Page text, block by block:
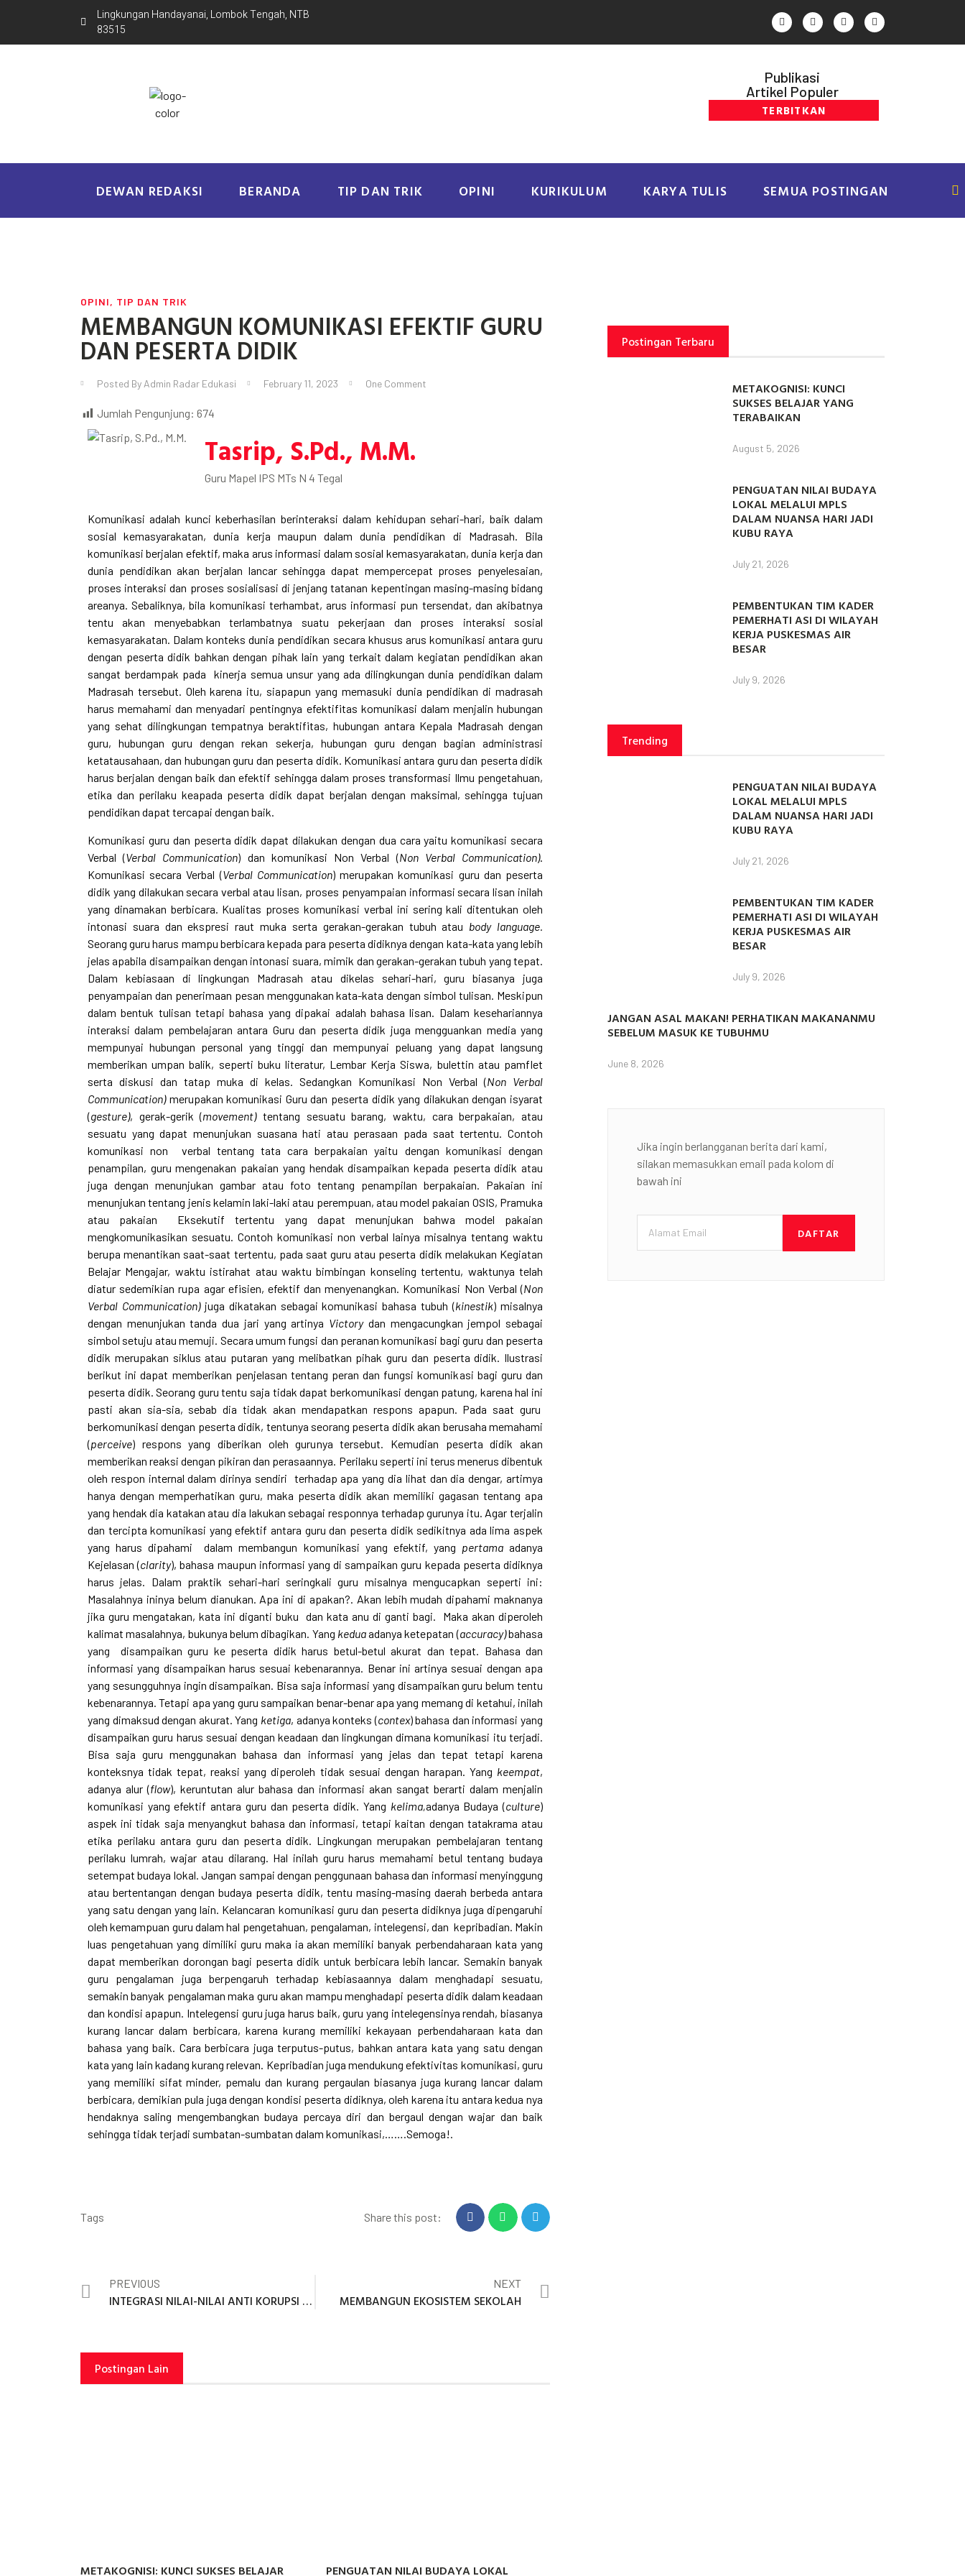
Lingkungan Handayanai, Lombok Tengah, NTB
83515
Publikasi
Artikel Populer
TERBITKAN
DEWAN REDAKSI BERANDA TIP DAN TRIK OPINI KURIKULUM KARYA TULIS SEMUA POSTINGAN
OPINI, TIP DAN TRIK
MEMBANGUN KOMUNIKASI EFEKTIF GURU
DAN PESERTA DIDIK
Posted By Admin Radar Edukasi February 11, 2023 One Comment
Jumlah Pengunjung: 674
Tasrip, S.Pd., M.M.
Guru Mapel IPS MTs N 4 Tegal
Komunikasi adalah kunci keberhasilan berinteraksi dalam kehidupan sehari-hari, baik dalam
sosial kemasyarakatan, dunia kerja maupun dalam dunia pendidikan di Madrasah. Bila
komunikasi berjalan efektif, maka arus informasi dalam sosial kemasyarakatan, dunia kerja dan
dunia pendidikan akan berjalan lancar sehingga dapat mempercepat proses penyelesaian,
proses interaksi dan proses sosialisasi di jenjang tatanan kepentingan masing-masing bidang
areanya. Sebaliknya, bila komunikasi terhambat, arus informasi pun tersendat, dan akibatnya
tentu akan menyebabkan terlambatnya suatu pekerjaan dan proses interaksi sosial
kemasyarakatan. Dalam konteks dunia pendidikan secara khusus arus komunikasi antara guru
dengan peserta didik bahkan dengan pihak lain yang terkait dalam kegiatan pendidikan akan
sangat berdampak pada kinerja semua unsur yang ada dilingkungan dunia pendidikan dalam
Madrasah tersebut. Oleh karena itu, siapapun yang memasuki dunia pendidikan di madrasah
harus memahami dan menyadari pentingnya efektifitas komunikasi dalam menjalin hubungan
yang sehat dilingkungan tempatnya beraktifitas, hubungan antara Kepala Madrasah dengan
guru, hubungan guru dengan rekan sekerja, hubungan guru dengan bagian administrasi
ketatausahaan, dan hubungan guru dan peserta didik. Komunikasi antara guru dan peserta didik
harus berjalan dengan baik dan efektif sehingga dalam proses transformasi Ilmu pengetahuan,
etika dan perilaku keapada peserta didik dapat berjalan dengan maksimal, sehingga tujuan
pendidikan dapat tercapai dengan baik.
Komunikasi guru dan peserta didik dapat dilakukan dengan dua cara yaitu komunikasi secara
Verbal (Verbal Communication) dan komunikasi Non Verbal (Non Verbal Communication).
Komunikasi secara Verbal (Verbal Communication) merupakan komunikasi guru dan peserta
didik yang dilakukan secara verbal atau lisan, proses penyampaian informasi secara lisan inilah
yang dinamakan berbicara. Kualitas proses komunikasi verbal ini sering kali ditentukan oleh
intonasi suara dan ekspresi raut muka serta gerakan-gerakan tubuh atau body language.
Seorang guru harus mampu berbicara kepada para peserta didiknya dengan kata-kata yang lebih
jelas apabila disampaikan dengan intonasi suara, mimik dan gerakan-gerakan tubuh yang tepat.
Dalam kebiasaan di lingkungan Madrasah atau dikelas sehari-hari, guru biasanya juga
penyampaian dan penerimaan pesan menggunakan kata-kata dengan simbol tulisan. Meskipun
dalam bentuk tulisan tetapi bahasa yang dipakai adalah bahasa lisan. Dalam kesehariannya
interaksi dalam pembelajaran antara Guru dan peserta didik juga mengguankan media yang
mempunyai hubungan personal yang tinggi dan mempunyai peluang yang dapat langsung
memberikan umpan balik, seperti buku literatur, Lembar Kerja Siswa, bulettin atau pamflet
serta diskusi dan tatap muka di kelas. Sedangkan Komunikasi Non Verbal (Non Verbal
Communication) merupakan komunikasi Guru dan peserta didik yang dilakukan dengan isyarat
(gesture), gerak-gerik (movement)tentang sesuatu barang, waktu, cara berpakaian, atau
sesuatu yang dapat menunjukan suasana hati atau perasaan pada saat tertentu. Contoh
komunikasi non verbal tentang tata cara berpakaian yaitu dengan komunikasi dengan
penampilan, guru mengenakan pakaian yang hendak disampaikan kepada peserta didik atau
juga dengan menunjukan gambar atau foto tentang penampilan berpakaian. Pakaian ini
menunjukan tentang jenis kelamin laki-laki atau perempuan, atau model pakaian OSIS, Pramuka
atau pakaian Eksekutif tertentu yang dapat menunjukan bahwa model pakaian
mengkomunikasikan sesuatu. Contoh komunikasi non verbal lainya misalnya tentang waktu
berupa menantikan saat-saat tertentu, pada saat guru atau peserta didik melakukan Kegiatan
Belajar Mengajar, waktu istirahat atau waktu bimbingan konseling tertentu, waktunya telah
diatur sedemikian rupa agar efisien, efektif dan menyenangkan. Komunikasi Non Verbal (Non
Verbal Communication) juga dikatakan sebagai komunikasi bahasa tubuh (kinestik) misalnya
dengan menunjukan tanda dua jari yang artinya Victory dan mengacungkan jempol sebagai
simbol setuju atau memuji. Secara umum fungsi dan peranan komunikasi bagi guru dan peserta
didik merupakan siklus atau putaran yang melibatkan pihak guru dan peserta didik. Ilustrasi
berikut ini dapat memberikan penjelasan tentang peran dan fungsi komunikasi bagi guru dan
peserta didik. Seorang guru tentu saja tidak dapat berkomunikasi dengan patung, karena hal ini
pasti akan sia-sia, sebab dia tidak akan mendapatkan respons apapun. Pada saat guru
berkomunikasi dengan peserta didik, tentunya seorang peserta didik akan berusaha memahami
(perceive) respons yang diberikan oleh gurunya tersebut. Kemudian peserta didik akan
memberikan reaksi dengan pikiran dan perasaannya. Perilaku seperti ini terus menerus dibentuk
oleh respon internal dalam dirinya sendiri terhadap apa yang dia lihat dan dia dengar, artimya
hanya dengan memperhatikan guru, maka peserta didik akan memiliki gagasan tentang apa
yang hendak dia katakan atau dia lakukan sebagai responnya terhadap gurunya itu. Agar terjalin
dan tercipta komunikasi yang efektif antara guru dan peserta didik sedikitnya ada lima aspek
yang harus dipahami dalam membangun komunikasi yang efektif, yang pertamaadanya
Kejelasan (clarity), bahasa maupun informasi yang di sampaikan guru kepada peserta didiknya
harus jelas. Dalam praktik sehari-hari seringkali guru misalnya mengucapkan seperti ini:
Masalahnya ininya belum dianukan. Apa ini di apakan?. Akan lebih mudah dipahami maknanya
jika guru mengatakan, kata ini diganti buku dan kata anu di ganti bagi. Maka akan diperoleh
kalimat masalahnya, bukunya belum dibagikan. Yang keduaadanya ketepatan (accuracy)bahasa
yang disampaikan guru ke peserta didik harus betul-betul akurat dan tepat. Bahasa dan
informasi yang disampaikan harus sesuai kebenarannya. Benar ini artinya sesuai dengan apa
yang sesungguhnya ingin disampaikan. Bisa saja informasi yang disampaikan guru belum tentu
kebenarannya. Tetapi apa yang guru sampaikan benar-benar apa yang memang di ketahui, inilah
yang dimaksud dengan akurat. Yang ketiga, adanya konteks (contex) bahasa dan informasi yang
disampaikan guru harus sesuai dengan keadaan dan lingkungan dimana komunikasi itu terjadi.
Bisa saja guru menggunakan bahasa dan informasi yang jelas dan tepat tetapi karena
konteksnya tidak tepat, reaksi yang diperoleh tidak sesuai dengan harapan. Yang keempat,
adanya alur (flow), keruntutan alur bahasa dan informasi akan sangat berarti dalam menjalin
komunikasi yang efektif antara guru dan peserta didik. Yang kelima,adanya Budaya (culture)
aspek ini tidak saja menyangkut bahasa dan informasi, tetapi kaitan dengan tatakrama atau
etika perilaku antara guru dan peserta didik. Lingkungan merupakan pembelajaran tentang
perilaku lumrah, wajar atau dilarang. Hal inilah guru harus memahami betul tentang budaya
setempat budaya lokal. Jangan sampai dengan penggunaan bahasa dan informasi menyinggung
atau bertentangan dengan budaya peserta didik, tentu masing-masing daerah berbeda antara
yang satu dengan yang lain. Kelancaran komunikasi guru dan peserta didiknya juga dipengaruhi
oleh kemampuan guru dalam hal pengetahuan, pengalaman, intelegensi, dan kepribadian. Makin
luas pengetahuan yang dimiliki guru maka ia akan memiliki banyak perbendaharaan kata yang
dapat memberikan dorongan bagi peserta didik untuk berbicara lebih lancar. Semakin banyak
guru pengalaman juga berpengaruh terhadap kebiasaannya dalam menghadapi sesuatu,
semakin banyak pengalaman maka guru akan mampu menghadapi peserta didik dalam keadaan
dan kondisi apapun. Intelegensi guru juga harus baik, guru yang intelegensinya rendah, biasanya
kurang lancar dalam berbicara, karena kurang memiliki kekayaan perbendaharaan kata dan
bahasa yang baik. Cara berbicara juga terputus-putus, bahkan antara kata yang satu dengan
kata yang lain kadang kurang relevan. Kepribadian juga mendukung efektivitas komunikasi, guru
yang memiliki sifat minder, pemalu dan kurang pergaulan biasanya juga kurang lancar dalam
berbicara, demikian pula juga dengan kondisi peserta didiknya, oleh karena itu antara kedua nya
hendaknya saling mengembangkan budaya percaya diri dan bergaul dengan wajar dan baik
sehingga tidak terjadi sumbatan-sumbatan dalam komunikasi,…….Semoga!.
Tags Share this post:
PREVIOUS
INTEGRASI NILAI-NILAI ANTI KORUPSI PADA MATA PELAJARAN KIMIA MELALUI MEDIA GAME ULAR TANGGA
NEXT
MEMBANGUN EKOSISTEM SEKOLAH
Postingan Lain
METAKOGNISI: KUNCI SUKSES BELAJAR
PENGUATAN NILAI BUDAYA LOKAL
Postingan Terbaru
METAKOGNISI: KUNCI
SUKSES BELAJAR YANG
TERABAIKAN
August 5, 2026
PENGUATAN NILAI BUDAYA
LOKAL MELALUI MPLS
DALAM NUANSA HARI JADI
KUBU RAYA
July 21, 2026
PEMBENTUKAN TIM KADER
PEMERHATI ASI DI WILAYAH
KERJA PUSKESMAS AIR
BESAR
July 9, 2026
Trending
PENGUATAN NILAI BUDAYA
LOKAL MELALUI MPLS
DALAM NUANSA HARI JADI
KUBU RAYA
July 21, 2026
PEMBENTUKAN TIM KADER
PEMERHATI ASI DI WILAYAH
KERJA PUSKESMAS AIR
BESAR
July 9, 2026
JANGAN ASAL MAKAN! PERHATIKAN MAKANANMU
SEBELUM MASUK KE TUBUHMU
June 8, 2026
Jika ingin berlangganan berita dari kami,
silakan memasukkan email pada kolom di
bawah ini
DAFTAR